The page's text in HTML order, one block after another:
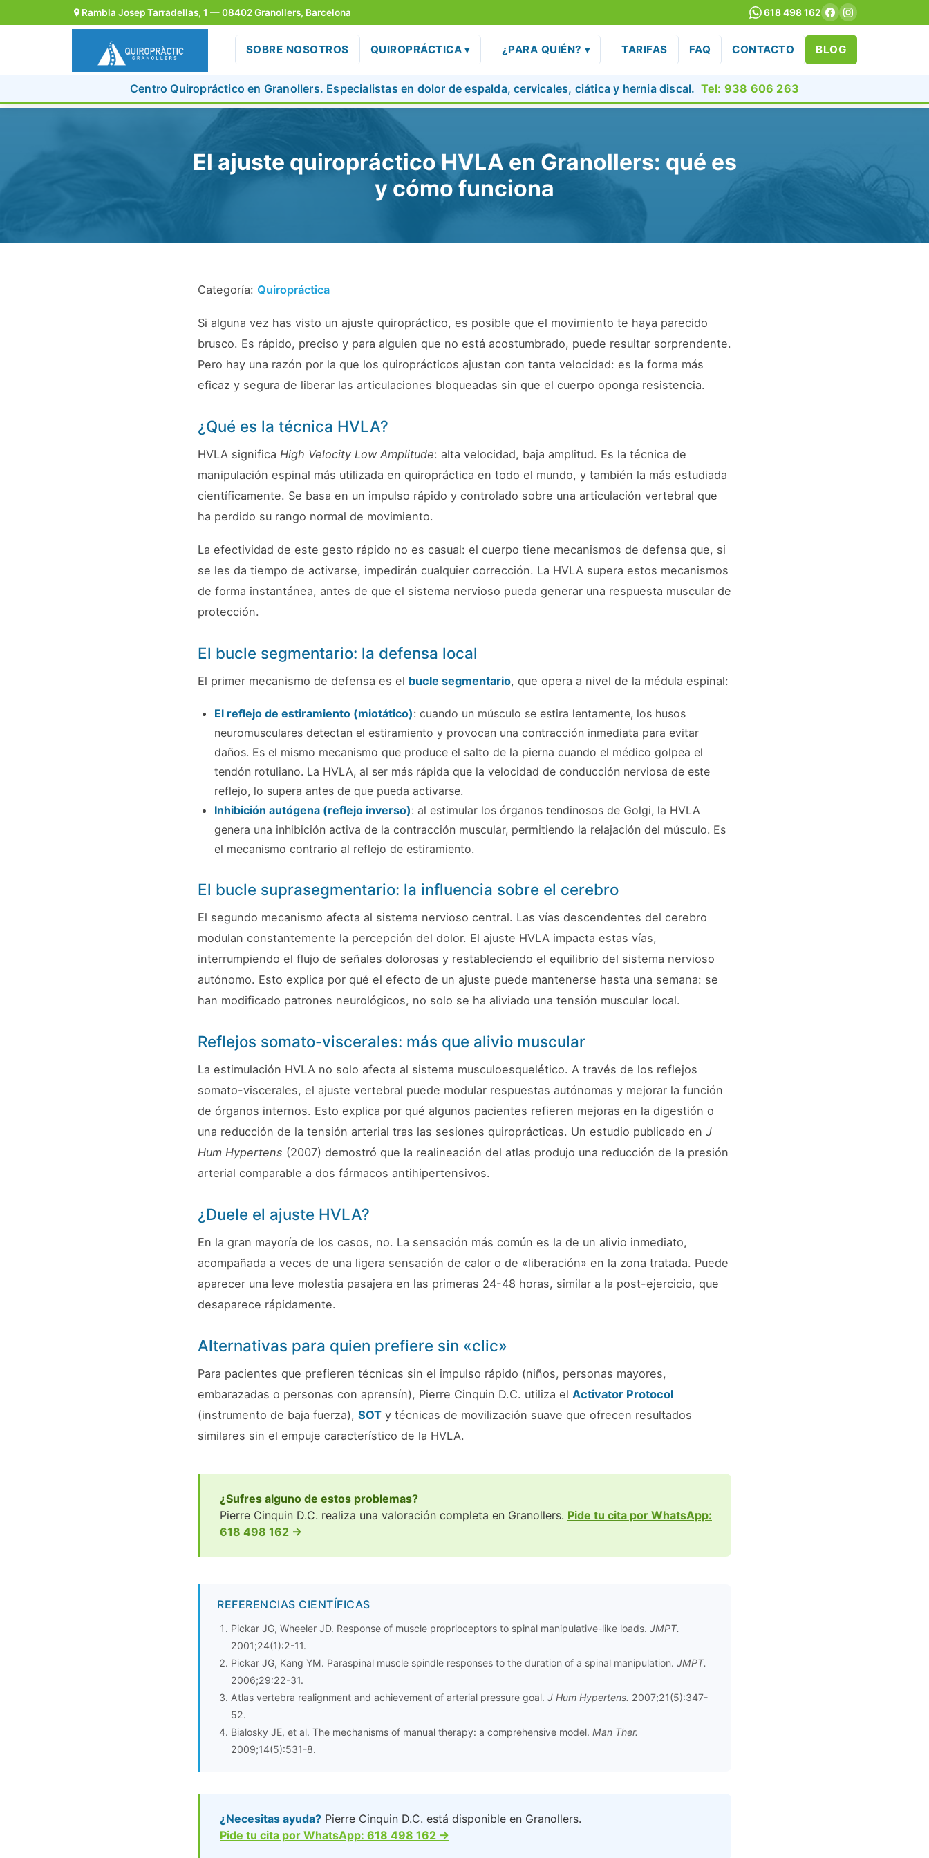
Rambla Josep Tarradellas, 1 — 08402 Granollers, Barcelona 618 498 162
SOBRE NOSOTROS QUIROPRÁCTICA ¿PARA QUIÉN? TARIFAS FAQ CONTACTO BLOG
Centro Quiropráctico en Granollers. Especialistas en dolor de espalda, cervicales, ciática y hernia discal. Tel: 938 606 263
El ajuste quiropráctico HVLA en Granollers: qué es
y cómo funciona
Categoría: Quiropráctica
Si alguna vez has visto un ajuste quiropráctico, es posible que el movimiento te haya parecido
brusco. Es rápido, preciso y para alguien que no está acostumbrado, puede resultar sorprendente.
Pero hay una razón por la que los quiroprácticos ajustan con tanta velocidad: es la forma más
eficaz y segura de liberar las articulaciones bloqueadas sin que el cuerpo oponga resistencia.
¿Qué es la técnica HVLA?
HVLA significa High Velocity Low Amplitude: alta velocidad, baja amplitud. Es la técnica de
manipulación espinal más utilizada en quiropráctica en todo el mundo, y también la más estudiada
científicamente. Se basa en un impulso rápido y controlado sobre una articulación vertebral que
ha perdido su rango normal de movimiento.
La efectividad de este gesto rápido no es casual: el cuerpo tiene mecanismos de defensa que, si
se les da tiempo de activarse, impedirán cualquier corrección. La HVLA supera estos mecanismos
de forma instantánea, antes de que el sistema nervioso pueda generar una respuesta muscular de
protección.
El bucle segmentario: la defensa local
El primer mecanismo de defensa es el bucle segmentario, que opera a nivel de la médula espinal:
El reflejo de estiramiento (miotático): cuando un músculo se estira lentamente, los husos
neuromusculares detectan el estiramiento y provocan una contracción inmediata para evitar
daños. Es el mismo mecanismo que produce el salto de la pierna cuando el médico golpea el
tendón rotuliano. La HVLA, al ser más rápida que la velocidad de conducción nerviosa de este
reflejo, lo supera antes de que pueda activarse.
Inhibición autógena (reflejo inverso): al estimular los órganos tendinosos de Golgi, la HVLA
genera una inhibición activa de la contracción muscular, permitiendo la relajación del músculo. Es
el mecanismo contrario al reflejo de estiramiento.
El bucle suprasegmentario: la influencia sobre el cerebro
El segundo mecanismo afecta al sistema nervioso central. Las vías descendentes del cerebro
modulan constantemente la percepción del dolor. El ajuste HVLA impacta estas vías,
interrumpiendo el flujo de señales dolorosas y restableciendo el equilibrio del sistema nervioso
autónomo. Esto explica por qué el efecto de un ajuste puede mantenerse hasta una semana: se
han modificado patrones neurológicos, no solo se ha aliviado una tensión muscular local.
Reflejos somato-viscerales: más que alivio muscular
La estimulación HVLA no solo afecta al sistema musculoesquelético. A través de los reflejos
somato-viscerales, el ajuste vertebral puede modular respuestas autónomas y mejorar la función
de órganos internos. Esto explica por qué algunos pacientes refieren mejoras en la digestión o
una reducción de la tensión arterial tras las sesiones quiroprácticas. Un estudio publicado en J
Hum Hypertens (2007) demostró que la realineación del atlas produjo una reducción de la presión
arterial comparable a dos fármacos antihipertensivos.
¿Duele el ajuste HVLA?
En la gran mayoría de los casos, no. La sensación más común es la de un alivio inmediato,
acompañada a veces de una ligera sensación de calor o de «liberación» en la zona tratada. Puede
aparecer una leve molestia pasajera en las primeras 24-48 horas, similar a la post-ejercicio, que
desaparece rápidamente.
Alternativas para quien prefiere sin «clic»
Para pacientes que prefieren técnicas sin el impulso rápido (niños, personas mayores,
embarazadas o personas con aprensín), Pierre Cinquin D.C. utiliza el Activator Protocol
(instrumento de baja fuerza), SOT y técnicas de movilización suave que ofrecen resultados
similares sin el empuje característico de la HVLA.
¿Sufres alguno de estos problemas?
Pierre Cinquin D.C. realiza una valoración completa en Granollers. Pide tu cita por WhatsApp:
618 498 162 →
REFERENCIAS CIENTÍFICAS
Pickar JG, Wheeler JD. Response of muscle proprioceptors to spinal manipulative-like loads. JMPT.
2001;24(1):2-11.
Pickar JG, Kang YM. Paraspinal muscle spindle responses to the duration of a spinal manipulation. JMPT.
2006;29:22-31.
Atlas vertebra realignment and achievement of arterial pressure goal. J Hum Hypertens. 2007;21(5):347-
52.
Bialosky JE, et al. The mechanisms of manual therapy: a comprehensive model. Man Ther.
2009;14(5):531-8.
¿Necesitas ayuda? Pierre Cinquin D.C. está disponible en Granollers.
Pide tu cita por WhatsApp: 618 498 162 →